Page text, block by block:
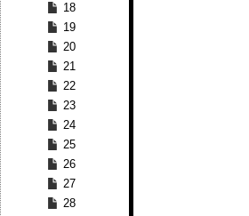
18
19
20
21
22
23
24
25
26
27
28